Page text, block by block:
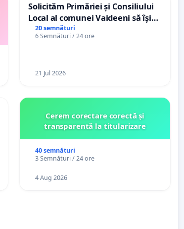
Solicităm Primăriei și Consiliului
Local al comunei Vaideeni să își
exercite efectiv atribuțiile legale
și să reprezinte interesele
20 semnături
6 Semnături / 24 ore
21 Jul 2026
Cerem corectare corectă și
transparentă la titularizare
40 semnături
3 Semnături / 24 ore
4 Aug 2026